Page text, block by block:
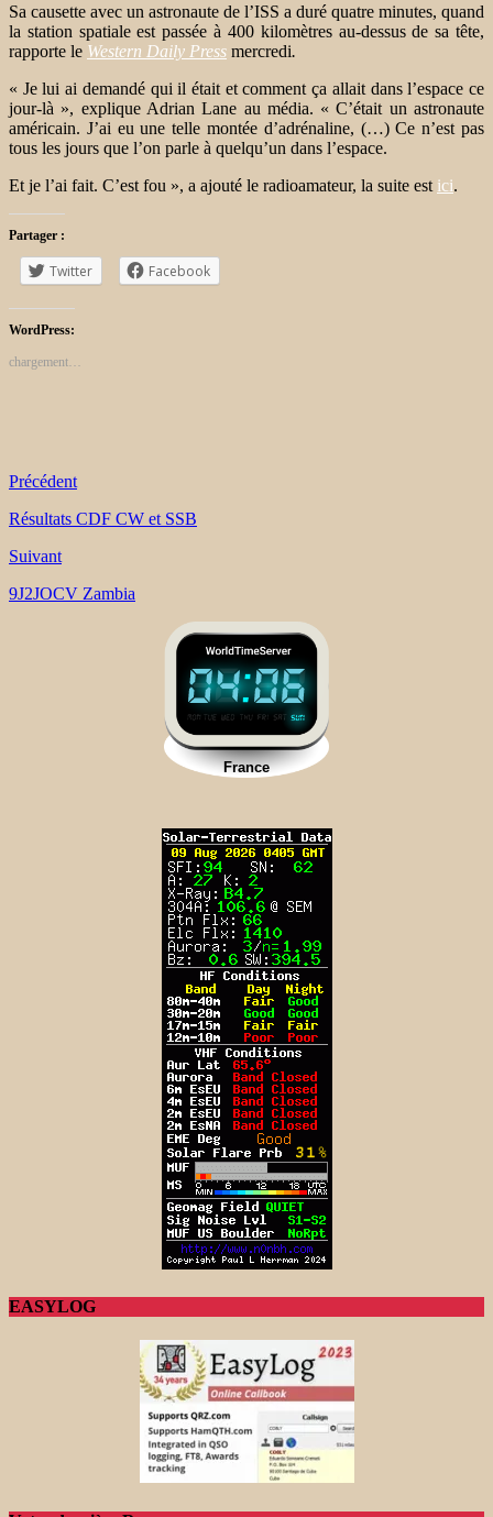
Sa causette avec un astronaute de l’ISS a duré quatre minutes, quand
la station spatiale est passée à 400 kilomètres au-dessus de sa tête,
rapporte le Western Daily Press mercredi.
« Je lui ai demandé qui il était et comment ça allait dans l’espace ce
jour-là », explique Adrian Lane au média. « C’était un astronaute
américain. J’ai eu une telle montée d’adrénaline, (…) Ce n’est pas
tous les jours que l’on parle à quelqu’un dans l’espace.
Et je l’ai fait. C’est fou », a ajouté le radioamateur, la suite est ici.
Partager :
Twitter Facebook
WordPress:
chargement…
Précédent
Résultats CDF CW et SSB
Suivant
9J2JOCV Zambia
EASYLOG